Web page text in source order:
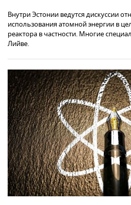
Внутри Эстонии ведутся дискуссии
использования атомной энергии в
реактора в частности. Многие
Лийве.